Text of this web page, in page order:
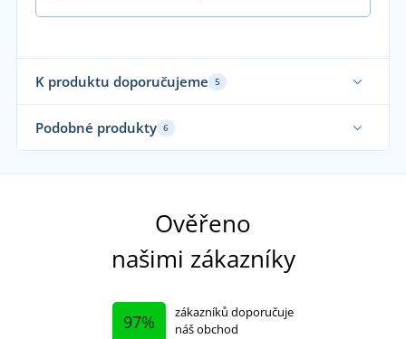
K produktu doporučujeme 5
Podobné produkty 6
Ověřeno
našimi zákazníky
97%
zákazníků doporučuje
náš obchod